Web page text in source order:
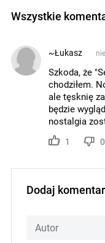
Wszystkie
~Łukasz
Szkoda, że
chodziłem.
ale tęsknię
będzie
nostalgia
1 0
Dodaj